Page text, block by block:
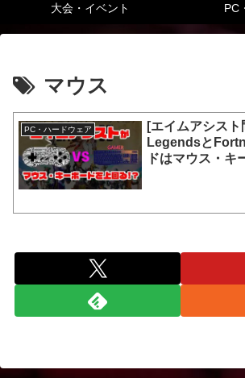
大会・イベント PC
マウス
PC・ハードウェア
[エイムアシス
Legendsと
ドはマウス・キ